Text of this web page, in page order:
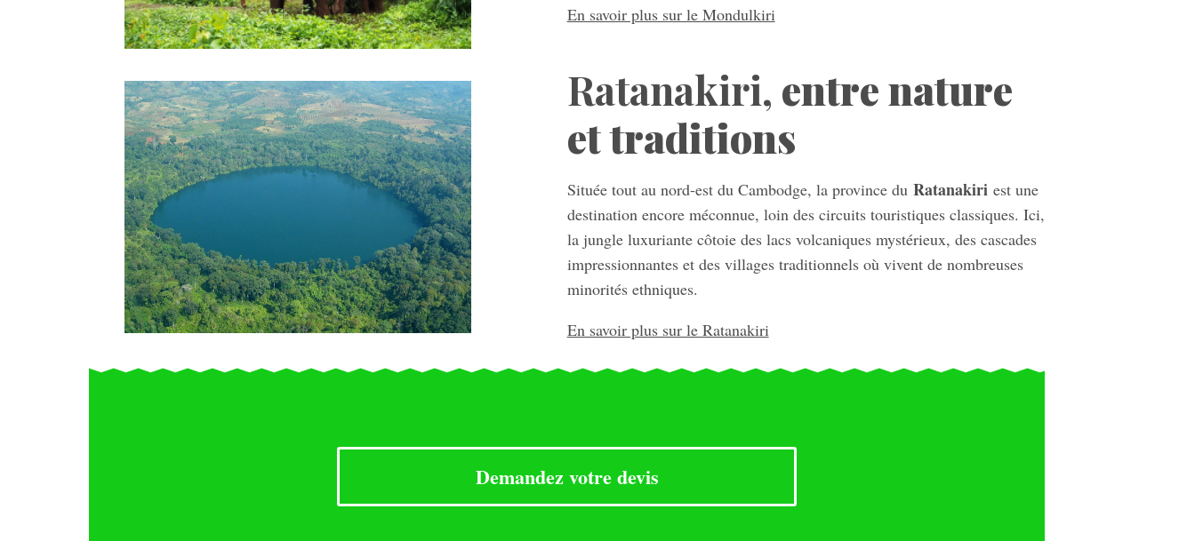
En savoir plus sur le Mondulkiri
Ratanakiri, entre nature
et traditions
Située tout au nord-est du Cambodge, la province du Ratanakiriest une
destination encore méconnue, loin des circuits touristiques classiques. Ici,
la jungle luxuriante côtoie des lacs volcaniques mystérieux, des cascades
impressionnantes et des villages traditionnels où vivent de nombreuses
minorités ethniques.
En savoir plus sur le Ratanakiri
Demandez votre devis